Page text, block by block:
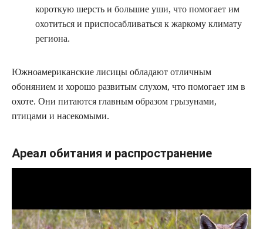
короткую шерсть и большие уши, что помогает им
охотиться и приспосабливаться к жаркому климату
региона.
Южноамериканские лисицы обладают отличным
обонянием и хорошо развитым слухом, что помогает им в
охоте. Они питаются главным образом грызунами,
птицами и насекомыми.
Ареал обитания и распространение